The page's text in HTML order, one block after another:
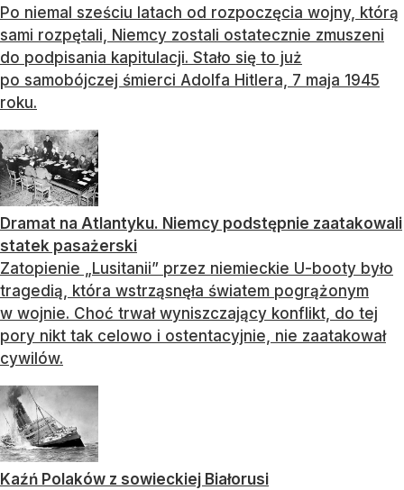
Po niemal sześciu latach od rozpoczęcia wojny, którą
sami rozpętali, Niemcy zostali ostatecznie zmuszeni
do podpisania kapitulacji. Stało się to już
po samobójczej śmierci Adolfa Hitlera, 7 maja 1945
roku.
Dramat na Atlantyku. Niemcy podstępnie zaatakowali
statek pasażerski
Zatopienie „Lusitanii” przez niemieckie U-booty było
tragedią, która wstrząsnęła światem pogrążonym
w wojnie. Choć trwał wyniszczający konflikt, do tej
pory nikt tak celowo i ostentacyjnie, nie zaatakował
cywilów.
Kaźń Polaków z sowieckiej Białorusi